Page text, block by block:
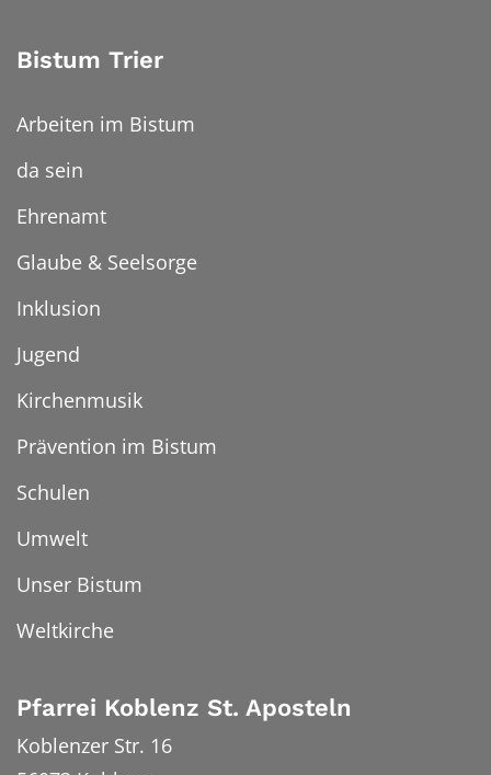
Bistum Trier
Arbeiten im Bistum
da sein
Ehrenamt
Glaube & Seelsorge
Inklusion
Jugend
Kirchenmusik
Prävention im Bistum
Schulen
Umwelt
Unser Bistum
Weltkirche
Pfarrei Koblenz St. Aposteln
Koblenzer Str. 16